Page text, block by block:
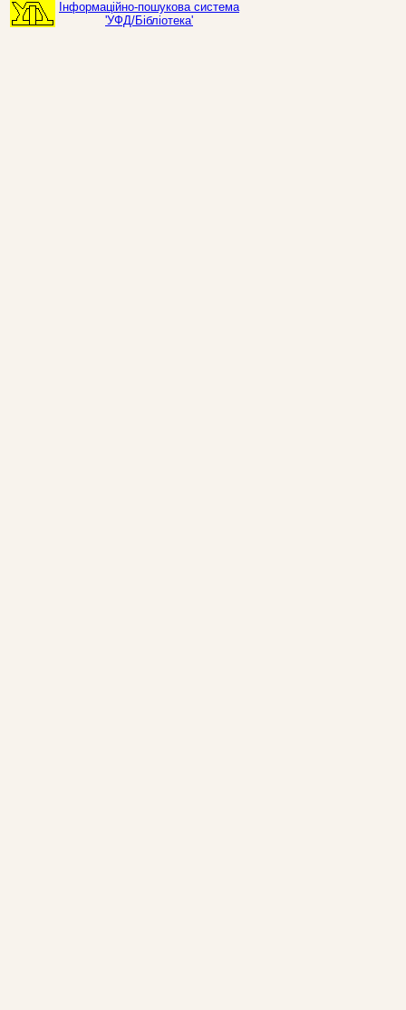
Інформаційно-пошукова система
'УФД/Бібліотека'